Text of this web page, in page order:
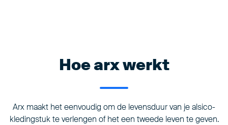
Hoe arx werkt
Arx maakt het eenvoudig om de levensduur van je alsico-
kledingstuk te verlengen of het een tweede leven te geven.